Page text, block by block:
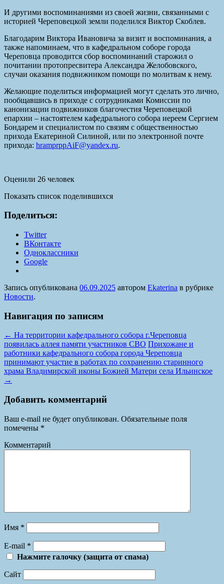
И другими воспоминаниями из своей жизни, связанными с
историей Череповецкой земли поделился Виктор Скоблев.
Благодарим Виктора Ивановича за визит и воспоминания, а
также напоминаем, что в кафедральном соборе города
Череповца проводится сбор воспоминаний старожил о
почитании протопресвитера Александра Желобовского,
случаи оказания подвижником помощи по молитвам к нему.
Желающие поделиться информацией могут сделать это лично,
пообщавшись в приходе с сотрудниками Комиссии по
канонизации подвижников благочестия Череповецкой
епархии – настоятелем кафедрального собора иереем Сергием
Бондарем и специалистом по связям с общественностью
прихода Екатериной Силиной, или по электронной почте
прихода: hramprppAiF@yandex.ru.
Оценили 26 человек
Показать список поделившихся
Поделиться:
Twitter
ВКонтакте
Одноклассники
Google
Запись опубликована 06.09.2025 автором Ekaterina в рубрике
Новости.
Навигация по записям
← На территории кафедрального собора г.Череповца
появилась аллея памяти участников СВО Прихожане и
работники кафедрального собора города Череповца
принимают участие в работах по сохранению старинного
храма Владимирской иконы Божией Матери села Ильинское
→
Добавить комментарий
Ваш e-mail не будет опубликован. Обязательные поля
помечены *
Комментарий
Имя *
E-mail *
Нажмите галочку (защита от спама)
Сайт